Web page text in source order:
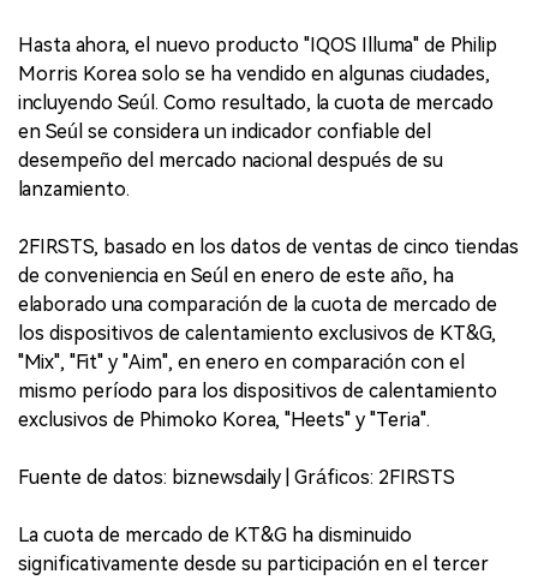
Hasta ahora, el nuevo producto "IQOS Illuma" de Philip
Morris Korea solo se ha vendido en algunas ciudades,
incluyendo Seúl. Como resultado, la cuota de mercado
en Seúl se considera un indicador confiable del
desempeño del mercado nacional después de su
lanzamiento.
2FIRSTS, basado en los datos de ventas de cinco tiendas
de conveniencia en Seúl en enero de este año, ha
elaborado una comparación de la cuota de mercado de
los dispositivos de calentamiento exclusivos de KT&G,
"Mix", "Fit" y "Aim", en enero en comparación con el
mismo período para los dispositivos de calentamiento
exclusivos de Phimoko Korea, "Heets" y "Teria".
Fuente de datos: biznewsdaily | Gráficos: 2FIRSTS
La cuota de mercado de KT&G ha disminuido
significativamente desde su participación en el tercer